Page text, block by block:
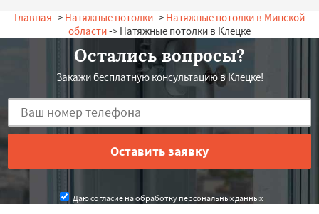
Главная -> Натяжные потолки-> Натяжные потолки в Минской
области-> Натяжные потолки в Клецке
Остались вопросы?
Закажи бесплатную консультацию в Клецке!
Даю согласие на обработку персональных данных